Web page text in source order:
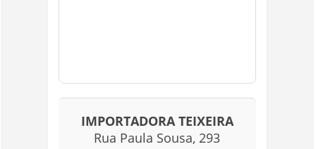
IMPORTADORA TEIXEIRA
Rua Paula Sousa, 293